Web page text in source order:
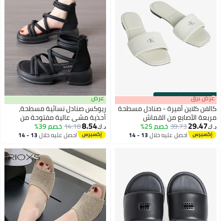
00m:00s
·باقي 100%
3
عرض برق
كالفن كلاين أميرة - صنادل مسطحة
مربعة الأصابع من القماش
د.ك‏29.47
39.73خصم 25%
احصل عليه خلال 13 - 14
اغسطس
عرض
ريوكس صنادل نسائية مسطحة،
أحذية مشي عالية مفتوحة من
الأمام، صنادل شاطئ خارجية قابلة
للتهوية وغير قابلة للانزلاق، صنادل
للتعديل مع سحاب للكعب، شباشب
حمام سباحة خفيفة الوزن ومريحة
من البولي يوريثان، مثالية للعطلات
والسفر والبستنة، تصميم كاجوال
متعدد الاستخدامات يمكن تنسيقه
مع الفساتين، أسود
د.ك‏8.54
14.18خصم 39%
احصل عليه خلال 13 - 14
اغسطس